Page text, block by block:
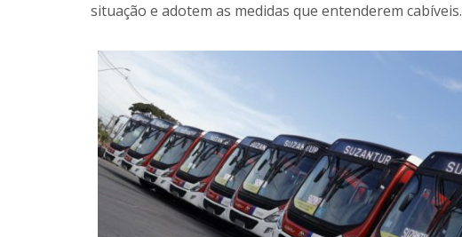
situação e adotem as medidas que entenderem cabíveis.